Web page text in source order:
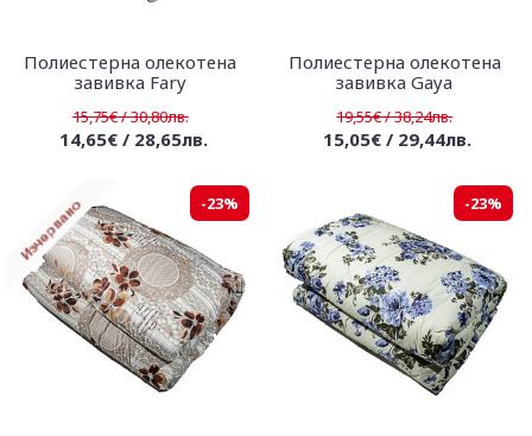
Полиестерна олекотена
завивка Fary
15,75€ / 30,80лв.
14,65€ / 28,65лв.
Полиестерна олекотена
завивка Gaya
19,55€ / 38,24лв.
15,05€ / 29,44лв.
-23% -23%